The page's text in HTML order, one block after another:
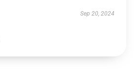
Sep 20, 2024